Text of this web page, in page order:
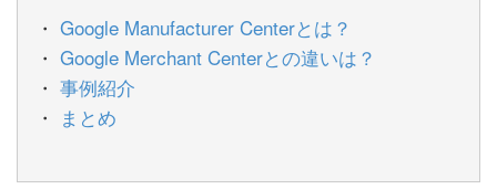
Google Manufacturer Centerとは？
Google Merchant Centerとの違いは？
事例紹介
まとめ